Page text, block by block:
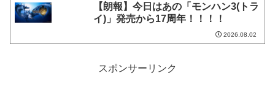
【朗報】今日はあの「モンハン3(トラ
イ)」発売から17周年！！！！
2026.08.02
スポンサーリンク